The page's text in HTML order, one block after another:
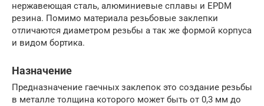
нержавеющая сталь, алюминиевые сплавы и EPDM
резина. Помимо материала резьбовые заклепки
отличаются диаметром резьбы а так же формой корпуса
и видом бортика.
Назначение
Предназначение гаечных заклепок это создание резьбы
в металле толщина которого может быть от 0,3 мм до